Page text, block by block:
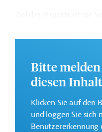
Gesundheitsversorgung.
finden Sie auf der
Originaldokument, das
GTAI informiert über die
Regularien und
Geschäftsanbahnung.
Bitte melden
diesen
Klicken Sie auf den
und loggen Sie sich
Benutzererkennung